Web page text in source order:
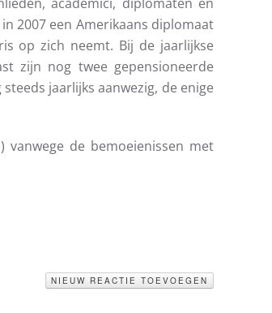
2007 een Amerikaans diplomaat
op zich neemt. Bij de jaarlijkse
zijn nog twee gepensioneerde
jaarlijks aanwezig, de enige
vanwege de bemoeienissen met
NIEUW REACTIE TOEVOEGEN